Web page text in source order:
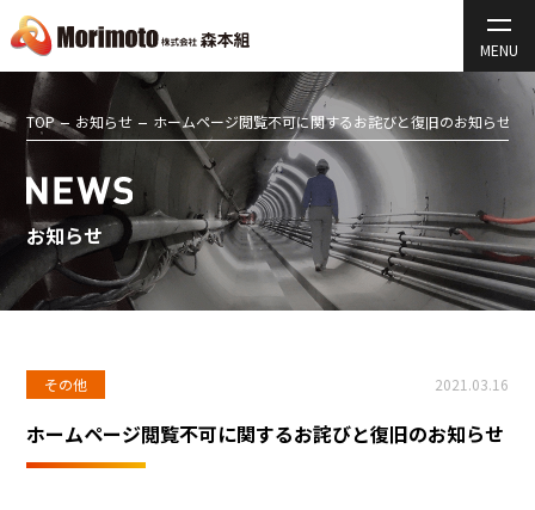
TOP お知らせ ホームページ閲覧不可に関するお詫びと復旧のお知らせ
お知らせ
その他 2021.03.16
ホームページ閲覧不可に関するお詫びと復旧のお知らせ